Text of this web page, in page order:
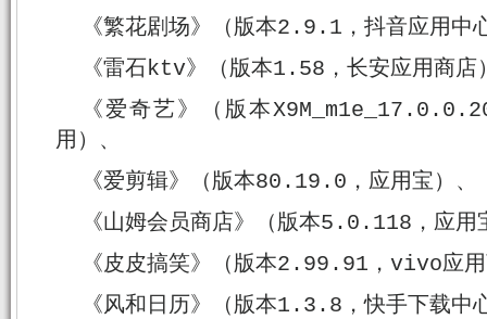
《繁花剧场》（版本2.9.1，抖音应用中
《雷石ktv》（版本1.58，长安应用商店
《爱奇艺》（版本
用）、
《爱剪辑》（版本80.19.0，应用宝）、
《山姆会员商店》（版本5.0.118，应用
《皮皮搞笑》（版本2.99.91，vivo应
《风和日历》（版本1.3.8，快手下载中